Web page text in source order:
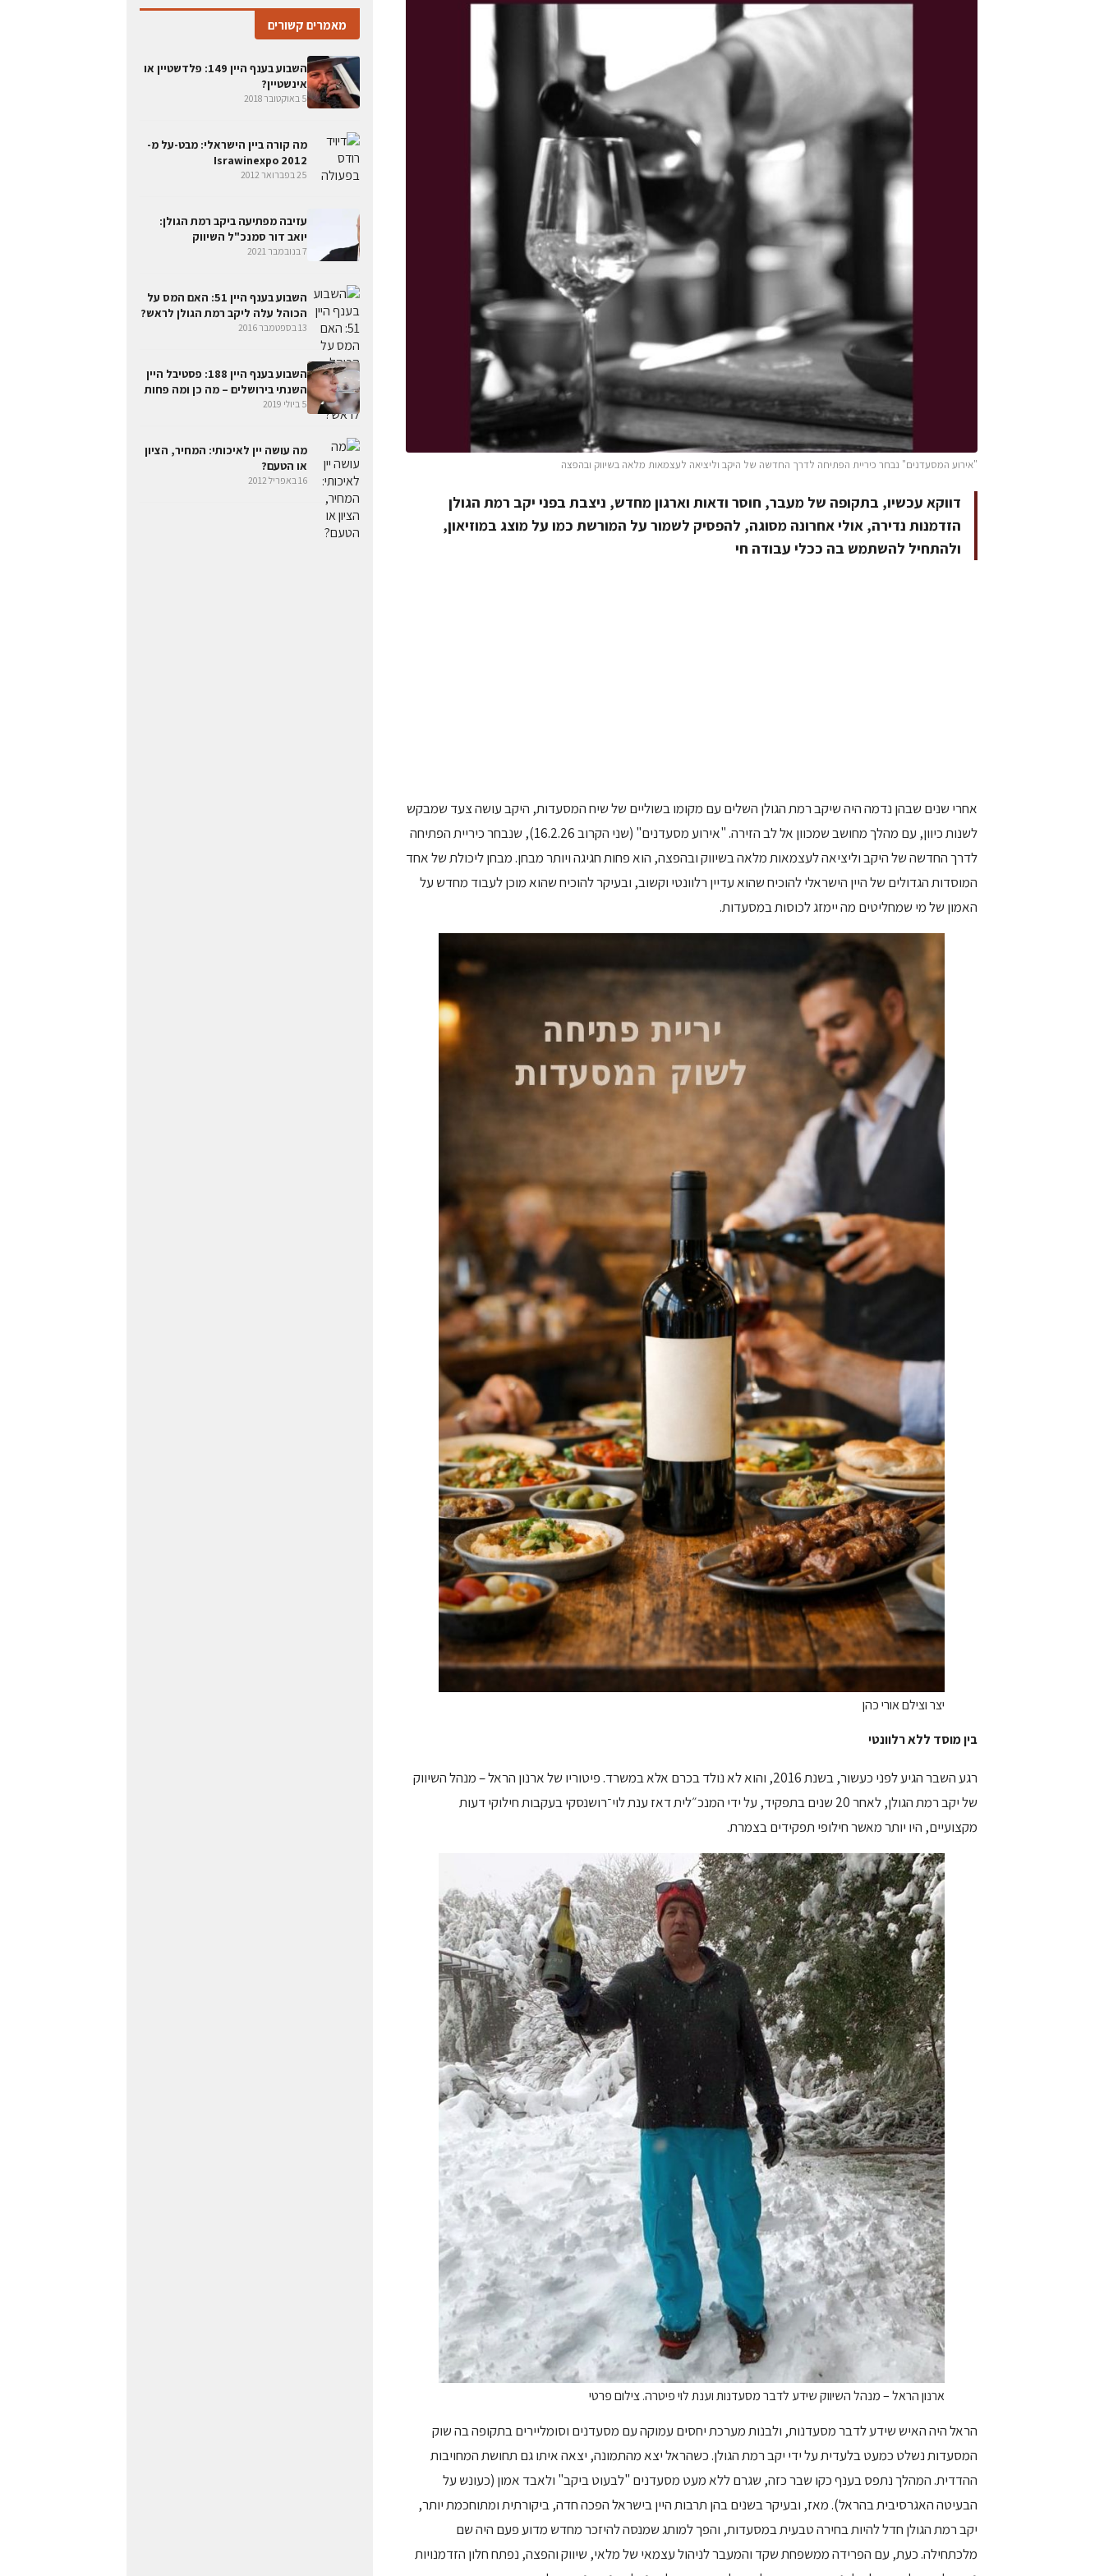
"אירוע המסעדנים" נבחר כיריית הפתיחה לדרך החדשה של היקב וליציאה לעצמאות מלאה בשיווק ובהפצה
דווקא עכשיו, בתקופה של מעבר, חוסר ודאות וארגון מחדש, ניצבת בפני יקב רמת הגולן
הזדמנות נדירה, אולי אחרונה מסוגה, להפסיק לשמור על המורשת כמו על מוצג במוזיאון,
ולהתחיל להשתמש בה ככלי עבודה חי
אחרי שנים שבהן נדמה היה שיקב רמת הגולן השלים עם מקומו בשוליים של שיח המסעדות, היקב עושה צעד שמבקש
לשנות כיוון, עם מהלך מחושב שמכוון אל לב הזירה. "אירוע מסעדנים" (שני הקרוב 16.2.26), שנבחר כיריית הפתיחה
לדרך החדשה של היקב וליציאה לעצמאות מלאה בשיווק ובהפצה, הוא פחות חגיגה ויותר מבחן. מבחן ליכולת של אחד
המוסדות הגדולים של היין הישראלי להוכיח שהוא עדיין רלוונטי וקשוב, ובעיקר להוכיח שהוא מוכן לעבוד מחדש על
האמון של מי שמחליטים מה יימזג לכוסות במסעדות.
יצר וצילם אורי כהן
בין מוסד ללא רלוונטי
רגע השבר הגיע לפני כעשור, בשנת 2016, והוא לא נולד בכרם אלא במשרד. פיטוריו של ארנון הראל – מנהל השיווק
של יקב רמת הגולן, לאחר 20 שנים בתפקיד, על ידי המנכ״לית דאז ענת לוי־רושנסקי בעקבות חילוקי דעות
מקצועיים, היו יותר מאשר חילופי תפקידים בצמרת.
ארנון הראל – מנהל השיווק שידע לדבר מסעדנות וענת לוי פיטרה. צילום פרטי
הראל היה האיש שידע לדבר מסעדנות, ולבנות מערכת יחסים עמוקה עם מסעדנים וסומליירים בתקופה בה שוק
המסעדות נשלט כמעט בלעדית על ידי יקב רמת הגולן. כשהראל יצא מהתמונה, יצאה איתו גם תחושת המחויבות
ההדדית. המהלך נתפס בענף כקו שבר כזה, שגרם ללא מעט מסעדנים "לבעוט ביקב" ולאבד אמון (כעונש על
הבעיטה האגרסיבית בהראל). מאז, ובעיקר בשנים בהן תרבות היין בישראל הפכה חדה, ביקורתית ומתוחכמת יותר,
יקב רמת הגולן חדל להיות בחירה טבעית במסעדות, והפך למותג שמנסה להיזכר מחדש מדוע פעם היה שם
מלכתחילה. כעת, עם הפרידה ממשפחת שקד והמעבר לניהול עצמאי של מלאי, שיווק והפצה, נפתח חלון הזדמנויות
מאמרים קשורים
השבוע בענף היין 149: פלדשטיין או
אינשטיין?
5 באוקטובר 2018
מה קורה ביין הישראלי: מבט-על מ-
Israwinexpo 2012
25 בפברואר 2012
עזיבה מפתיעה ביקב רמת הגולן:
יואב דור סמנכ"ל השיווק
7 בנובמבר 2021
השבוע בענף היין 51: האם המס על
הכוהל עלה ליקב רמת הגולן לראש?
13 בספטמבר 2016
השבוע בענף היין 188: פסטיבל היין
השנתי בירושלים – מה כן ומה פחות
5 ביולי 2019
מה עושה יין לאיכותי: המחיר, הציון
או הטעם?
16 באפריל 2012